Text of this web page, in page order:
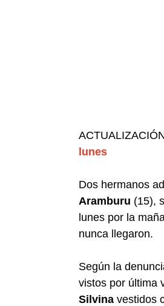
lunes
Dos hermanos
Aramburu (15),
lunes por la
nunca llegaron.
Según la
vistos por última
Silvina vestidos